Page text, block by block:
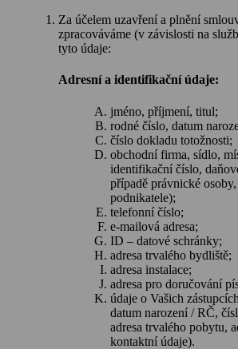
Za účelem uzavření a plnění
zpracováváme (v závislosti na
tyto údaje:
Adresní a identifikační údaje:
jméno, příjmení, titul;
rodné číslo, datum
číslo dokladu totožnosti;
obchodní firma, sídlo,
identifikační číslo,
případě právnické
podnikatele);
telefonní číslo;
e-mailová adresa;
ID – datové schránky;
adresa trvalého bydliště;
adresa instalace;
adresa pro doručování
údaje o Vašich
datum narození / RČ,
adresa trvalého pobytu,
kontaktní údaje).